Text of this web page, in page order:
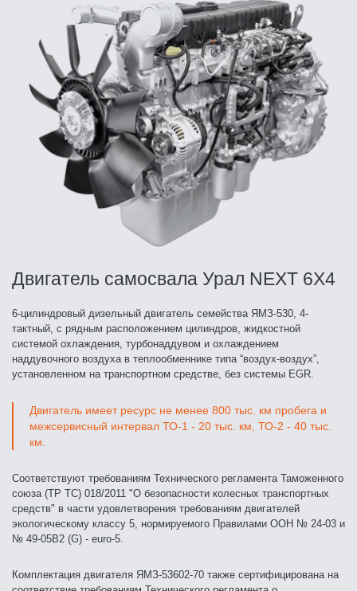
Двигатель самосвала Урал NEXT 6X4
6-цилиндровый дизельный двигатель семейства ЯМЗ-530, 4-
тактный, с рядным расположением цилиндров, жидкостной
системой охлаждения, турбонаддувом и охлаждением
наддувочного воздуха в теплообменнике типа “воздух-воздух”,
установленном на транспортном средстве, без системы EGR.
Двигатель имеет ресурс не менее 800 тыс. км пробега и
межсервисный интервал ТО-1 - 20 тыс. км, ТО-2 - 40 тыс.
км.
Соответствуют требованиям Технического регламента Таможенного
союза (TP TC) 018/2011 "О безопасности колесных транспортных
средств" в части удовлетворения требованиям двигателей
экологическому классу 5, нормируемого Правилами ООН № 24-03 и
№ 49-05B2 (G) - euro-5.
Комплектация двигателя ЯМЗ-53602-70 также сертифицирована на